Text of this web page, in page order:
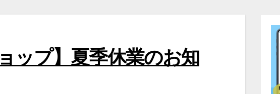
ップ】夏季休業のお知